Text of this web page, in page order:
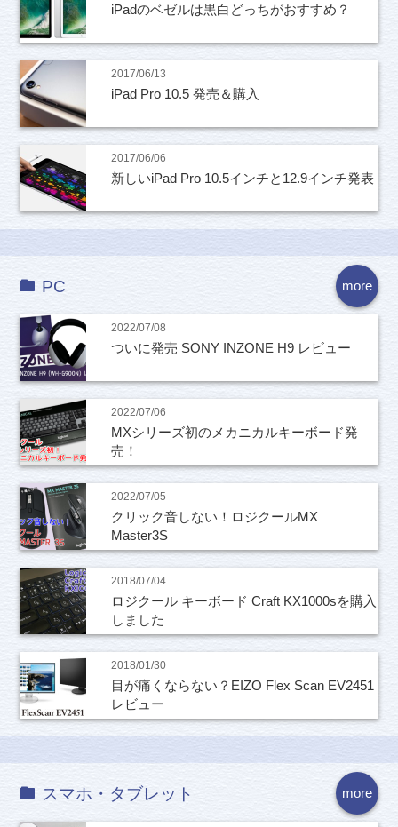
iPadのベゼルは黒白どっちがおすすめ？
2017/06/13
iPad Pro 10.5 発売＆購入
2017/06/06
新しいiPad Pro 10.5インチと12.9インチ発表
more
PC
2022/07/08
ついに発売 SONY INZONE H9 レビュー
2022/07/06
MXシリーズ初のメカニカルキーボード発
売！
2022/07/05
クリック音しない！ロジクールMX
Master3S
2018/07/04
ロジクール キーボード Craft KX1000sを購入
しました
2018/01/30
目が痛くならない？EIZO Flex Scan EV2451
レビュー
more
スマホ・タブレット